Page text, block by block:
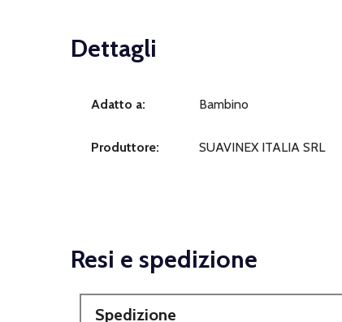
Dettagli
Adatto a: Bambino
Produttore: SUAVINEX ITALIA SRL
Resi e spedizione
Spedizione